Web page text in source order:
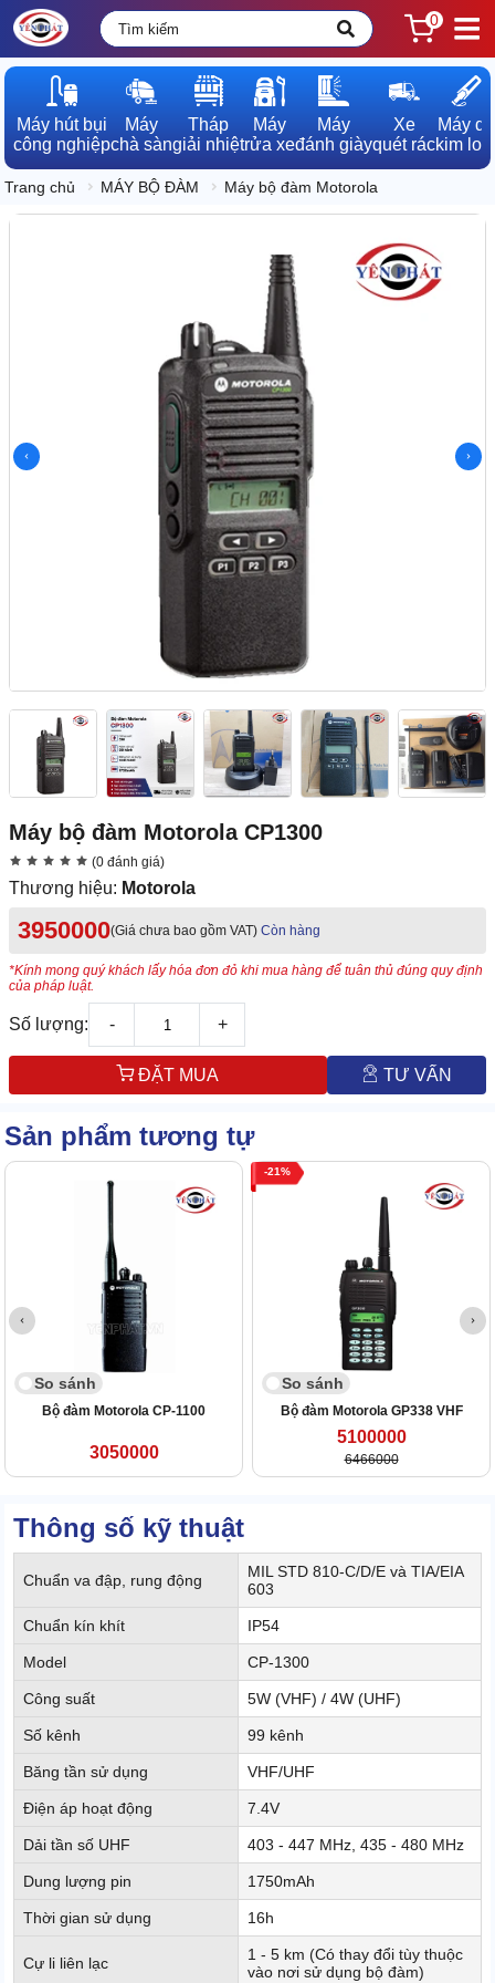
0
Máy hút bụi
công nghiệp
Máy
chà sàn
Tháp
giải nhiệt
Máy
rửa xe
Máy
đánh giày
Xe
quét rác
Máy dò
kim loại
Trang chủ MÁY BỘ ĐÀM Máy bộ đàm Motorola
Máy bộ đàm Motorola CP1300
(0 đánh giá)
Thương hiệu: Motorola
3950000(Giá chưa bao gồm VAT) Còn hàng
*Kính mong quý khách lấy hóa đơn đỏ khi mua hàng để tuân thủ đúng quy định
của pháp luật.
Số lượng: - +
ĐẶT MUA TƯ VẤN
Sản phẩm tương tự
So sánh
Bộ đàm Motorola CP-1100
3050000
21
So sánh
Bộ đàm Motorola GP338 VHF
5100000
6466000
Thông số kỹ thuật
Chuẩn va đập, rung động
MIL STD 810-C/D/E và TIA/EIA
603
Chuẩn kín khít IP54
Model CP-1300
Công suất 5W (VHF) / 4W (UHF)
Số kênh 99 kênh
Băng tần sử dụng VHF/UHF
Điện áp hoạt động 7.4V
Dải tần số UHF 403 - 447 MHz, 435 - 480 MHz
Dung lượng pin 1750mAh
Thời gian sử dụng 16h
Cự li liên lạc
1 - 5 km (Có thay đổi tùy thuộc
vào nơi sử dụng bộ đàm)